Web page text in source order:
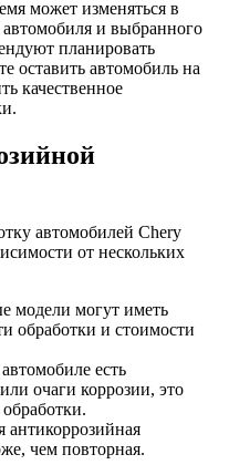
может изменяться в
автомобиля и выбранного
планировать
оставить автомобиль на
качественное
автомобилей Chery
от нескольких
модели могут иметь
обработки и стоимости
есть
очаги коррозии, это
антикоррозийная
чем повторная.